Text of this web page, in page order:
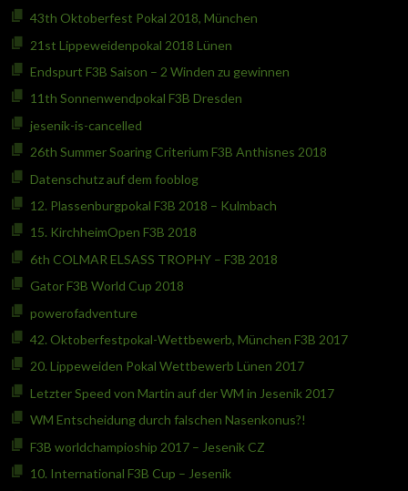
43th Oktoberfest Pokal 2018, München
21st Lippeweidenpokal 2018 Lünen
Endspurt F3B Saison – 2 Winden zu gewinnen
11th Sonnenwendpokal F3B Dresden
jesenik-is-cancelled
26th Summer Soaring Criterium F3B Anthisnes 2018
Datenschutz auf dem fooblog
12. Plassenburgpokal F3B 2018 – Kulmbach
15. KirchheimOpen F3B 2018
6th COLMAR ELSASS TROPHY – F3B 2018
Gator F3B World Cup 2018
powerofadventure
42. Oktoberfestpokal-Wettbewerb, München F3B 2017
20. Lippeweiden Pokal Wettbewerb Lünen 2017
Letzter Speed von Martin auf der WM in Jesenik 2017
WM Entscheidung durch falschen Nasenkonus?!
F3B worldchampioship 2017 – Jesenik CZ
10. International F3B Cup – Jesenik